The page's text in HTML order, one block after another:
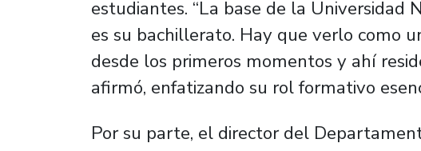
estudiantes. “La base de la Universidad
es su bachillerato. Hay que verlo como
desde los primeros momentos y ahí
afirmó, enfatizando su rol formativo
Por su parte, el director del